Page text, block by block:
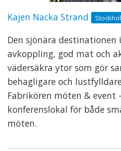
Kajen Nacka Strand
Den sjönära destinationen
avkoppling, god mat och
vädersäkra ytor som gör
behagligare och
Fabrikören möten & event
konferenslokal för både
möten.